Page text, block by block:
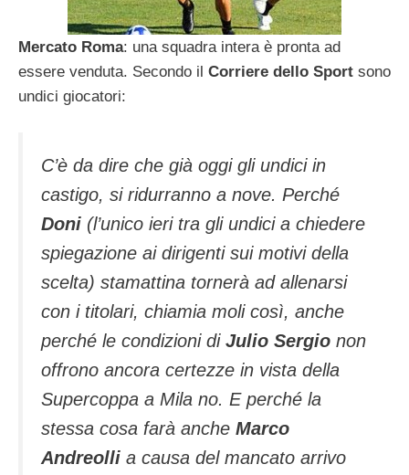
Mercato Roma: una squadra intera è pronta ad
essere venduta. Secondo il Corriere dello Sport sono
undici giocatori:
C’è da dire che già oggi gli undici in
castigo, si ridurranno a nove. Perché
Doni (l’unico ieri tra gli undici a chiedere
spiegazione ai dirigenti sui motivi della
scelta) stamattina tornerà ad allenarsi
con i titolari, chiamia moli così, anche
perché le condizioni di Julio Sergio non
offrono ancora certezze in vista della
Supercoppa a Mila no. E perché la
stessa cosa farà anche Marco
Andreolli a causa del mancato arrivo